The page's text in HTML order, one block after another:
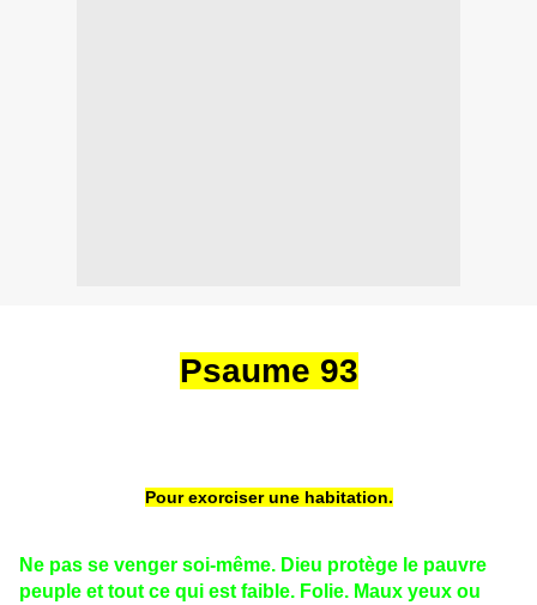
Psaume 93
Pour exorciser une habitation.
Ne pas se venger soi-même. Dieu protège le pauvre
peuple et tout ce qui est faible. Folie. Maux yeux ou